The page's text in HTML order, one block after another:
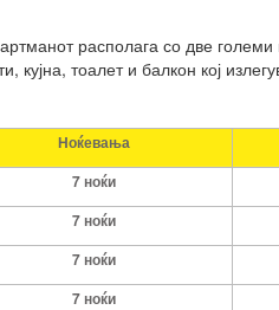
располага со две
кујна, тоалет и балкон кој
Ноќевања
7 ноќи
7 ноќи
7 ноќи
7 ноќи